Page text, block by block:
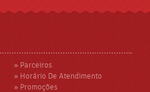
» Parceiros
» Horário De Atendimento
» Promoções